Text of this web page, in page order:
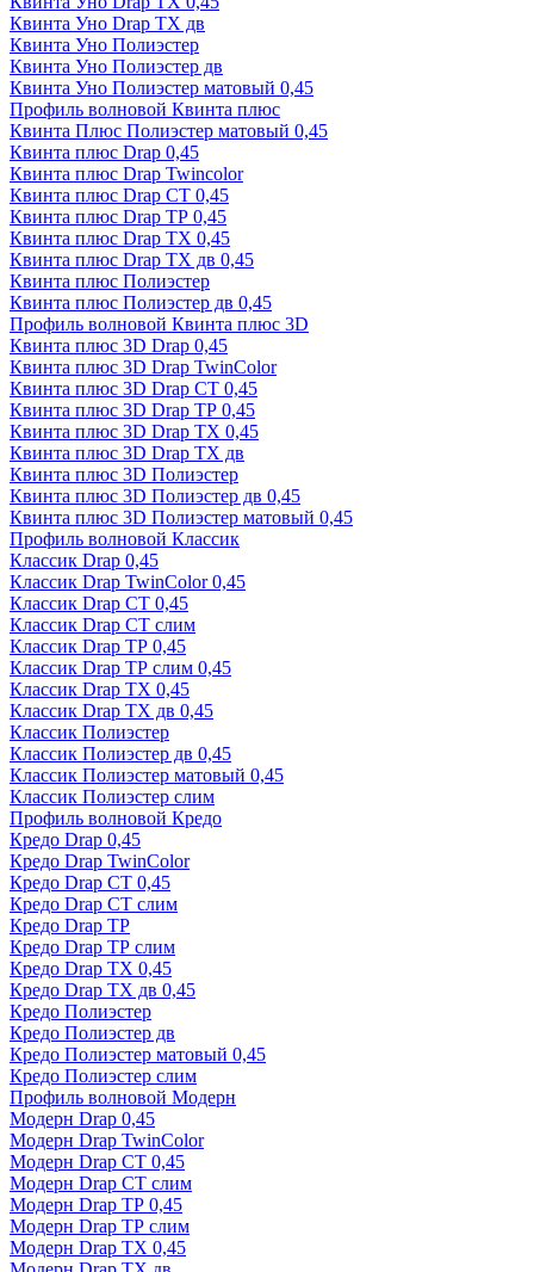
Квинта Уно Drap ТХ дв
Квинта Уно Полиэстер
Квинта Уно Полиэстер дв
Квинта Уно Полиэстер матовый 0,45
Профиль волновой Квинта плюс
Квинта Плюс Полиэстер матовый 0,45
Квинта плюс Drap 0,45
Квинта плюс Drap Twincolor
Квинта плюс Drap СТ 0,45
Квинта плюс Drap ТР 0,45
Квинта плюс Drap ТХ 0,45
Квинта плюс Drap ТХ дв 0,45
Квинта плюс Полиэстер
Квинта плюс Полиэстер дв 0,45
Профиль волновой Квинта плюс 3D
Квинта плюс 3D Drap 0,45
Квинта плюс 3D Drap TwinColor
Квинта плюс 3D Drap СТ 0,45
Квинта плюс 3D Drap ТР 0,45
Квинта плюс 3D Drap ТХ 0,45
Квинта плюс 3D Drap ТХ дв
Квинта плюс 3D Полиэстер
Квинта плюс 3D Полиэстер дв 0,45
Квинта плюс 3D Полиэстер матовый 0,45
Профиль волновой Классик
Классик Drap 0,45
Классик Drap TwinColor 0,45
Классик Drap СТ 0,45
Классик Drap СТ слим
Классик Drap ТР 0,45
Классик Drap ТР слим 0,45
Классик Drap ТХ 0,45
Классик Drap ТХ дв 0,45
Классик Полиэстер
Классик Полиэстер дв 0,45
Классик Полиэстер матовый 0,45
Классик Полиэстер слим
Профиль волновой Кредо
Кредо Drap 0,45
Кредо Drap TwinColor
Кредо Drap СТ 0,45
Кредо Drap СТ слим
Кредо Drap ТР
Кредо Drap ТР слим
Кредо Drap ТХ 0,45
Кредо Drap ТХ дв 0,45
Кредо Полиэстер
Кредо Полиэстер дв
Кредо Полиэстер матовый 0,45
Кредо Полиэстер слим
Профиль волновой Модерн
Модерн Drap 0,45
Модерн Drap TwinColor
Модерн Drap СТ 0,45
Модерн Drap СТ слим
Модерн Drap ТР 0,45
Модерн Drap ТР слим
Модерн Drap ТХ 0,45